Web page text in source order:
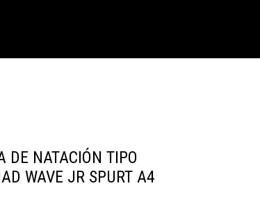
DE NATACIÓN TIPO
WAVE JR SPURT A4